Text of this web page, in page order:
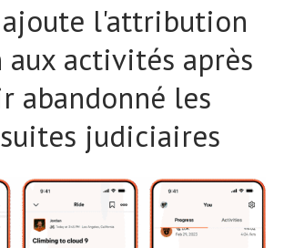
ajoute l'attribution
aux activités après
abandonné les
judiciaires